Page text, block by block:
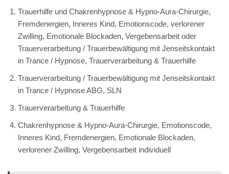
Trauerhilfe und Chakrenhypnose & Hypno-Aura-Chirurgie,
Fremdenergien, Inneres Kind, Emotionscode, verlorener
Zwilling, Emotionale Blockaden, Vergebensarbeit oder
Trauerverarbeitung / Trauerbewältigung mit Jenseitskontakt
in Trance / Hypnose, Trauerverarbeitung & Trauerhilfe
Trauerverarbeitung / Trauerbewältigung mit Jenseitskontakt
in Trance / Hypnose ABG, SLN
Trauerverarbeitung & Trauerhilfe
Chakrenhypnose & Hypno-Aura-Chirurgie, Emotionscode,
Inneres Kind, Fremdenergien, Emotionale Blockaden,
verlorener Zwilling, Vergebensarbeit individuell